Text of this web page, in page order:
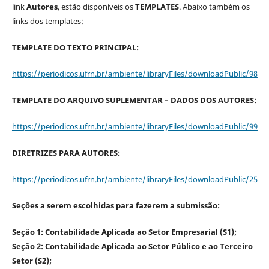
linkAutores, estão disponíveis osTEMPLATES. Abaixo também os
links dos templates:
TEMPLATE DO TEXTO PRINCIPAL:
https://periodicos.ufrn.br/ambiente/libraryFiles/downloadPublic/98
TEMPLATE DO ARQUIVO SUPLEMENTAR – DADOS DOS AUTORES:
https://periodicos.ufrn.br/ambiente/libraryFiles/downloadPublic/99
DIRETRIZES PARA AUTORES:
https://periodicos.ufrn.br/ambiente/libraryFiles/downloadPublic/25
Seções a serem escolhidas para fazerem a submissão:
Seção 1: Contabilidade Aplicada ao Setor Empresarial (S1);
Seção 2: Contabilidade Aplicada ao Setor Público e ao Terceiro
Setor (S2);